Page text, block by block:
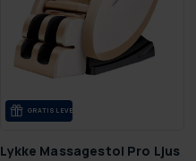
GRA­TIS LE­VE­RANS
Lykke Massagestol Pro Ljus